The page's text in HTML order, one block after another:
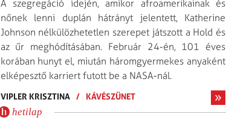
A szegregáció idején, amikor afroamerikainak és
nőnek lenni duplán hátrányt jelentett, Katherine
Johnson nélkülözhetetlen szerepet játszott a Hold és
az űr meghódításában. Február 24-én, 101 éves
korában hunyt el, miután háromgyermekes anyaként
elképesztő karriert futott be a NASA-nál.
VIPLER KRISZTINA / KÁVÉSZÜNET
hetilap